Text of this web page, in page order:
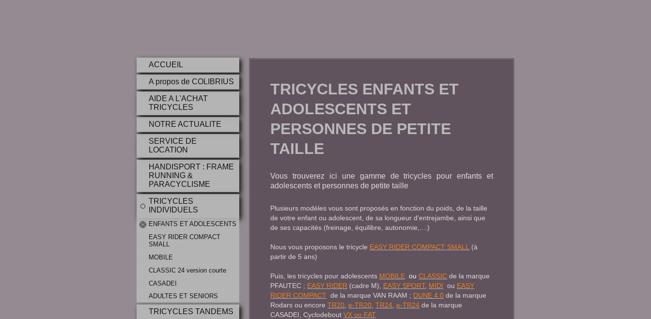
ACCUEIL
A propos de COLIBRIUS
AIDE A L'ACHAT
TRICYCLES
NOTRE ACTUALITE
SERVICE DE
LOCATION
HANDISPORT : FRAME
RUNNING &
PARACYCLISME
TRICYCLES
INDIVIDUELS
ENFANTS ET ADOLESCENTS
EASY RIDER COMPACT
SMALL
MOBILE
CLASSIC 24 version courte
CASADEI
ADULTES ET SENIORS
TRICYCLES TANDEMS
TRICYCLES ENFANTS ET
ADOLESCENTS ET
PERSONNES DE PETITE
TAILLE
Vous trouverez ici une gamme de tricycles pour enfants et
adolescents et personnes de petite taille
Plusieurs modèles vous sont proposés en fonction du poids, de la taille
de votre enfant ou adolescent, de sa longueur d'entrejambe, ainsi que
de ses capacités (freinage, équilibre, autonomie,....)
Nous vous proposons le tricycle EASY RIDER COMPACT SMALL
(à
partir de 5 ans)
Puis, les tricycles pour adolescents MOBILE ou CLASSIC de la marque
PFAUTEC ; EASY RIDER (cadre M), EASY SPORT, MIDI ou EASY
RIDER COMPACT de la marque VAN RAAM ; DUNE 4.0 de la marque
Rodars ou encoreTR20 ,e-TR20 ,TR24 ,e-TR24 de la marque
CASADEI, CyclodeboutVX ou FAT